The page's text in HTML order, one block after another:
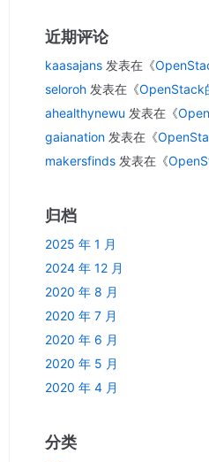
近期评论
kaasajans 发表在《
seloroh 发表在《OpenStack
ahealthynewu 发表在《
gaianation 发表在《
makersfinds 发表在《
归档
2025 年 1 月
2024 年 12 月
2020 年 8 月
2020 年 7 月
2020 年 6 月
2020 年 5 月
2020 年 4 月
分类